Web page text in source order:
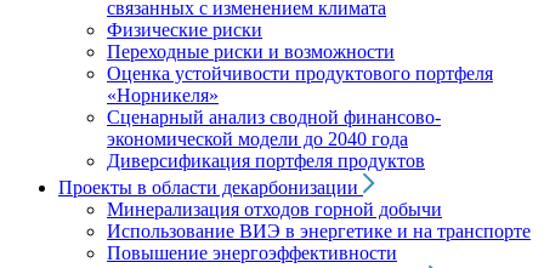
связанных с изменением климата
Физические риски
Переходные риски и возможности
Оценка устойчивости продуктового портфеля
«Норникеля»
Сценарный анализ сводной финансово-
экономической модели до 2040 года
Диверсификация портфеля продуктов
Проекты в области декарбонизации
Минерализация отходов горной добычи
Использование ВИЭ в энергетике и на транспорте
Повышение энергоэффективности